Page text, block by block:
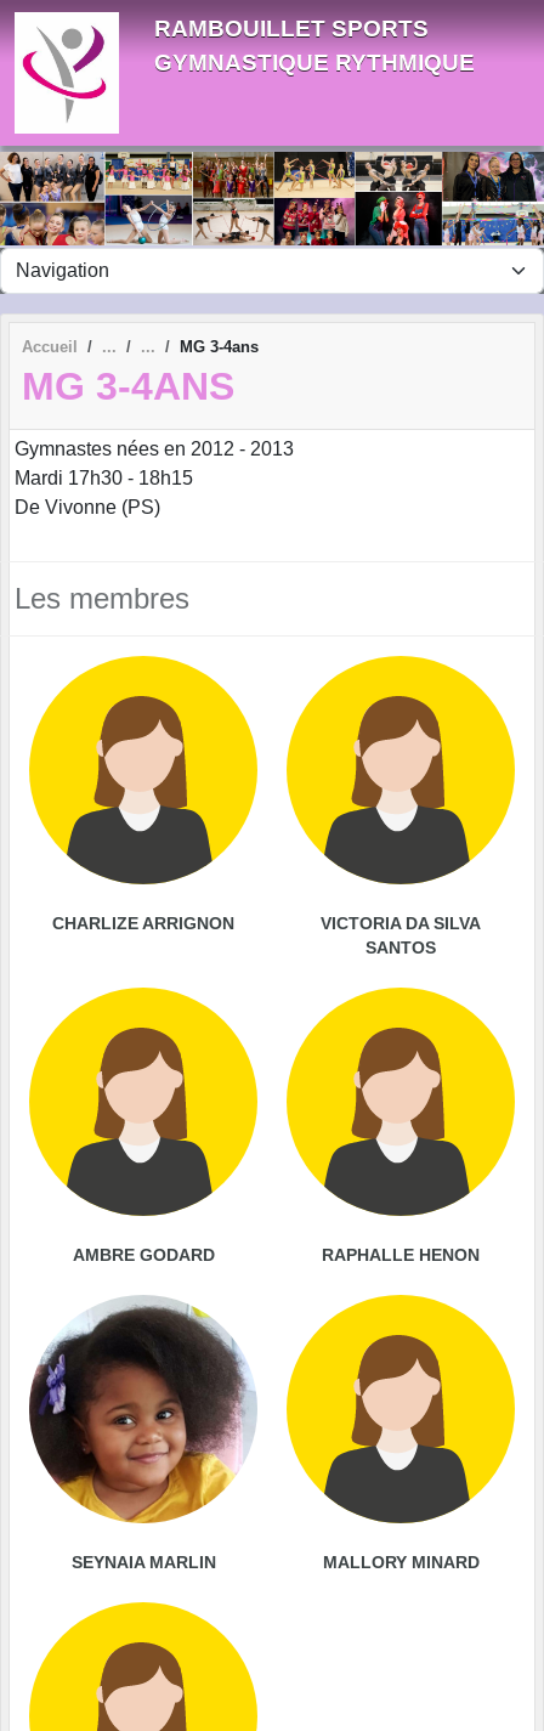
RAMBOUILLET SPORTS
GYMNASTIQUE RYTHMIQUE
Accueil MG 3-4ans
MG 3-4ANS
Gymnastes nées en 2012 - 2013
Mardi 17h30 - 18h15
De Vivonne (PS)
Les membres
CHARLIZE ARRIGNON
VICTORIA DA SILVA
SANTOS
AMBRE GODARD RAPHALLE HENON
SEYNAIA MARLIN MALLORY MINARD
Panneau de gestion des cookies